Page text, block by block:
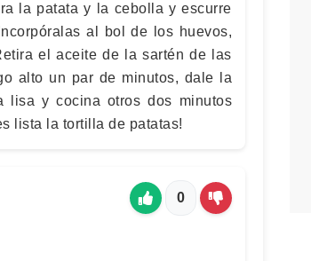
la patata y la cebolla y escurre
al bol de los huevos,
el aceite de la sartén de las
alto un par de minutos, dale la
lisa y cocina otros dos minutos
lista la tortilla de patatas!
0